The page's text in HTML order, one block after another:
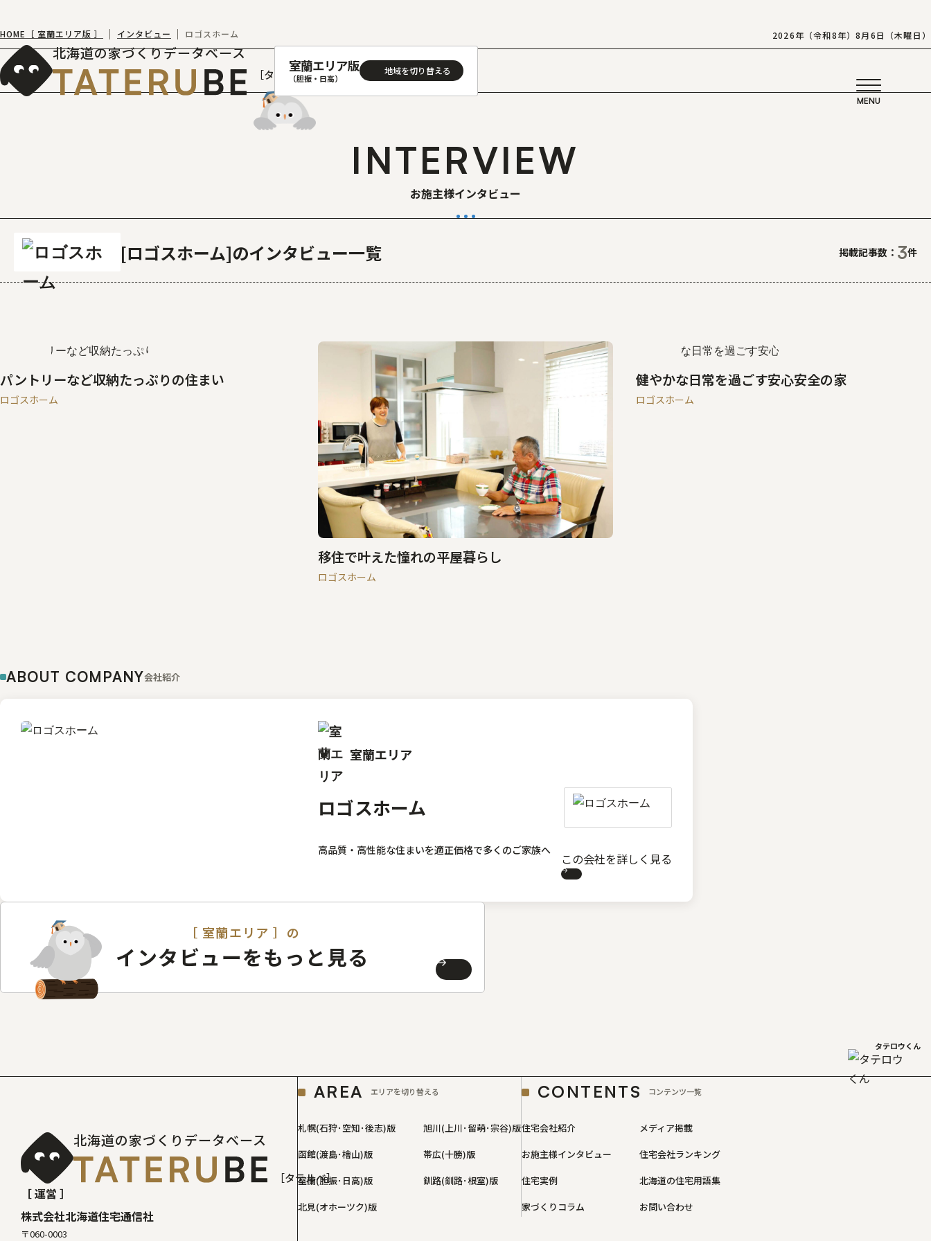
北海道の家づくりデータベース
［タテルベ］
室蘭エリア版
（胆振・日高）
AREA
札幌(石狩･空知･後志)版
旭川(上川･留萌･宗谷)版
帯広(十勝)版
2026年（令和8年）8月6日（木曜日）
HOME［ 室蘭エリア版 ］ インタビュー ロゴスホーム
INTERVIEW
お施主様インタビュー
ロゴスホーム のインタビュー一覧 掲載記事数： 3件
パントリーなど収納たっぷりの住まい
ロゴスホーム
移住で叶えた憧れの平屋暮らし
ロゴスホーム
健やかな日常を過ごす安心安全の家
ロゴスホーム
ABOUT COMPANY会社紹介
室蘭エリア
ロゴスホーム
高品質・高性能な住まいを適正価格で多くのご家族へ
この会社を詳しく見る
［ 室蘭エリア ］の
インタビューをもっと見る
タテロウくん
北海道の家づくりデータベース
［タテルベ］
［ 運営 ］
株式会社北海道住宅通信社
〒060-0003
AREA エリアを切り替える
札幌(石狩･空知･後志)版
旭川(上川･留萌･宗谷)版
函館(渡島･檜山)版
帯広(十勝)版
室蘭(胆振･日高)版
釧路(釧路･根室)版
北見(オホーツク)版
CONTENTS コンテンツ一覧
住宅会社紹介
メディア掲載
お施主様インタビュー
住宅会社ランキング
住宅実例
北海道の住宅用語集
家づくりコラム
お問い合わせ